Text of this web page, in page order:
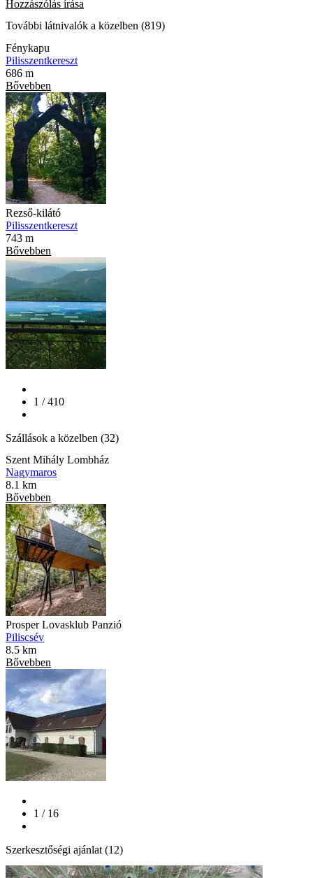
Hozzászólás írása
További látnivalók a közelben (819)
Fénykapu
Pilisszentkereszt
686 m
Bővebben
Rezső-kilátó
Pilisszentkereszt
743 m
Bővebben
1 / 410
Szállások a közelben (32)
Szent Mihály Lombház
Nagymaros
8.1 km
Bővebben
Prosper Lovasklub Panzió
Piliscsév
8.5 km
Bővebben
1 / 16
Szerkesztőségi ajánlat (12)